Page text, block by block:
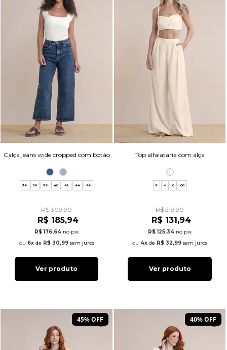
Calça jeans wide cropped com botão
34 36 38 40 42 44 46
R$ 309,90
R$ 185,94
R$ 176,64 no pix
6xde R$ 30,99sem juros
Ver produto
Top alfaiataria com alça
P M G GG
R$ 219,90
R$ 131,94
R$ 125,34 no pix
4x de R$ 32,99 sem juros
Ver produto
45% OFF 40% OFF